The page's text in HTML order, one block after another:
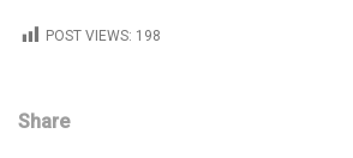
POST VIEWS: 198
Share